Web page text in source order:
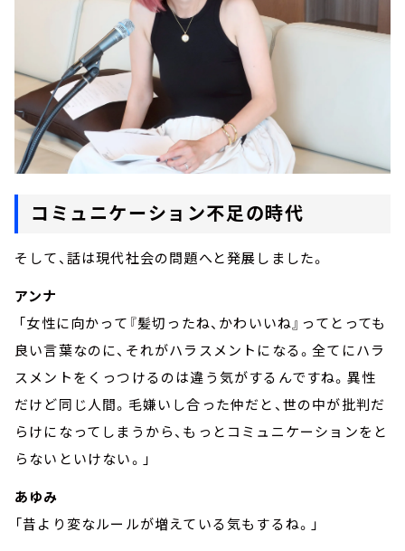
コミュニケーション不足の時代
そして、話は現代社会の問題へと発展しました。
アンナ
「女性に向かって『髪切ったね、かわいいね』ってとっても
良い言葉なのに、それがハラスメントになる。全てにハラ
スメントをくっつけるのは違う気がするんですね。異性
だけど同じ人間。毛嫌いし合った仲だと、世の中が批判だ
らけになってしまうから、もっとコミュニケーションをと
らないといけない。」
あゆみ
「昔より変なルールが増えている気もするね。」